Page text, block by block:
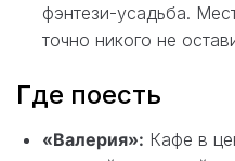
фэнтези-усадьба.
точно никого не
Где поесть
«Валерия»: Кафе в